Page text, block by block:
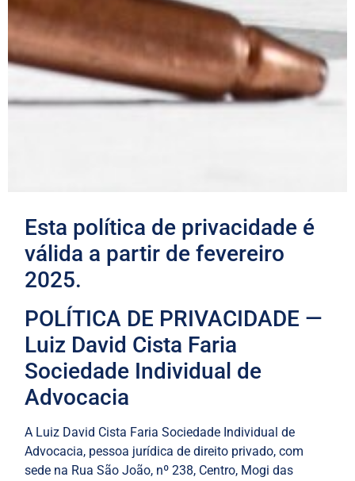
Esta política de privacidade é
válida a partir de fevereiro
2025.
POLÍTICA DE PRIVACIDADE —
Luiz David Cista Faria
Sociedade Individual de
Advocacia
A Luiz David Cista Faria Sociedade Individual de
Advocacia, pessoa jurídica de direito privado, com
sede na Rua São João, nº 238, Centro, Mogi das